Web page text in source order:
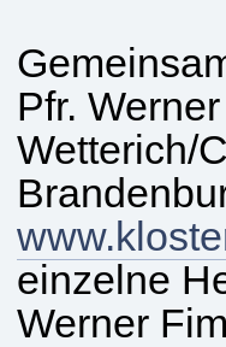
Pfr.
Wetterich/
einzelne
Werner